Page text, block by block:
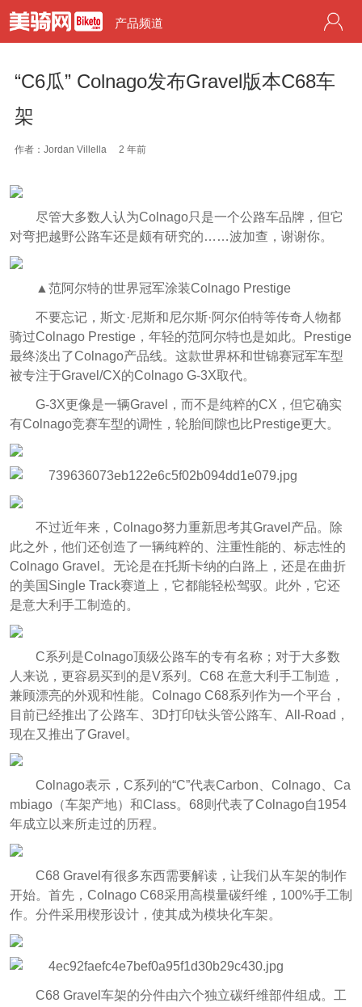
产品频道
“C6瓜” Colnago发布Gravel版本C68车
架
作者：Jordan Villella 2 年前
尽管大多数人认为Colnago只是一个公路车品牌，但它
对弯把越野公路车还是颇有研究的……波加查，谢谢你。
▲范阿尔特的世界冠军涂装Colnago Prestige
不要忘记，斯文·尼斯和尼尔斯·阿尔伯特等传奇人物都
骑过Colnago Prestige，年轻的范阿尔特也是如此。Prestige
最终淡出了Colnago产品线。这款世界杯和世锦赛冠军车型
被专注于Gravel/CX的Colnago G-3X取代。
G-3X更像是一辆Gravel，而不是纯粹的CX，但它确实
有Colnago竞赛车型的调性，轮胎间隙也比Prestige更大。
不过近年来，Colnago努力重新思考其Gravel产品。除
此之外，他们还创造了一辆纯粹的、注重性能的、标志性的
Colnago Gravel。无论是在托斯卡纳的白路上，还是在曲折
的美国Single Track赛道上，它都能轻松驾驭。此外，它还
是意大利手工制造的。
C系列是Colnago顶级公路车的专有名称；对于大多数
人来说，更容易买到的是V系列。C68 在意大利手工制造，
兼顾漂亮的外观和性能。Colnago C68系列作为一个平台，
目前已经推出了公路车、3D打印钛头管公路车、All-Road，
现在又推出了Gravel。
Colnago表示，C系列的“C”代表Carbon、Colnago、Ca
mbiago（车架产地）和Class。68则代表了Colnago自1954
年成立以来所走过的历程。
C68 Gravel有很多东西需要解读，让我们从车架的制作
开始。首先，Colnago C68采用高模量碳纤维，100%手工制
作。分件采用楔形设计，使其成为模块化车架。
C68 Gravel车架的分件由六个独立碳纤维部件组成。工